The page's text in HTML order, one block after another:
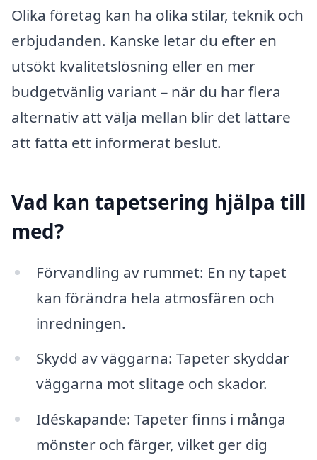
Olika företag kan ha olika stilar, teknik och
erbjudanden. Kanske letar du efter en
utsökt kvalitetslösning eller en mer
budgetvänlig variant – när du har flera
alternativ att välja mellan blir det lättare
att fatta ett informerat beslut.
Vad kan tapetsering hjälpa till
med?
Förvandling av rummet: En ny tapet
kan förändra hela atmosfären och
inredningen.
Skydd av väggarna: Tapeter skyddar
väggarna mot slitage och skador.
Idéskapande: Tapeter finns i många
mönster och färger, vilket ger dig